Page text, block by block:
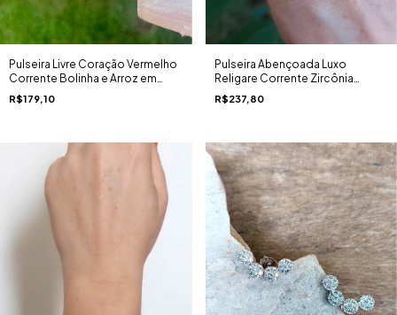
Pulseira Livre Coração Vermelho
Corrente Bolinha e Arroz em
banho Ouro 18K
R$179,10
Pulseira Abençoada Luxo
Religare Corrente Zircônia
Rodio Branco
R$237,80